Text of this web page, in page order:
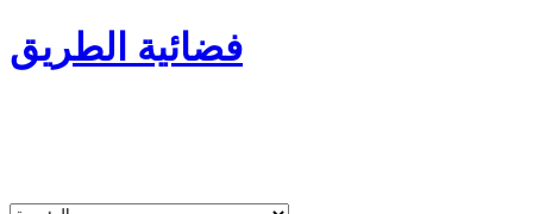
فضائية الطريق